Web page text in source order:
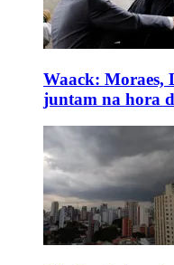
Waack: Moraes,
juntam na hora